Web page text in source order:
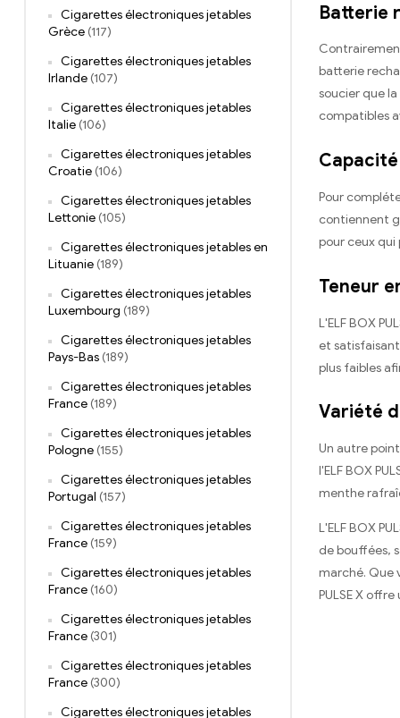
Batterie
batterie
soucier que
compatibles
Pour
contiennent
pour ceux qui
Teneur
L'ELF BOX
et
plus faibles
Variété
Un autre
l'ELF BOX
menthe
L'ELF BOX
de bouffées,
marché. Que
PULSE X
Cigarettes électroniques jetables
Grèce (117)
Cigarettes électroniques jetables
Irlande (107)
Cigarettes électroniques jetables
Italie (106)
Cigarettes électroniques jetables
Croatie (106)
Cigarettes électroniques jetables
Lettonie (105)
Cigarettes électroniques jetables en
Lituanie (189)
Cigarettes électroniques jetables
Luxembourg (189)
Cigarettes électroniques jetables
Pays-Bas (189)
Cigarettes électroniques jetables
France (189)
Cigarettes électroniques jetables
Pologne (155)
Cigarettes électroniques jetables
Portugal (157)
Cigarettes électroniques jetables
France (159)
Cigarettes électroniques jetables
France (160)
Cigarettes électroniques jetables
France (301)
Cigarettes électroniques jetables
France (300)
Cigarettes électroniques jetables